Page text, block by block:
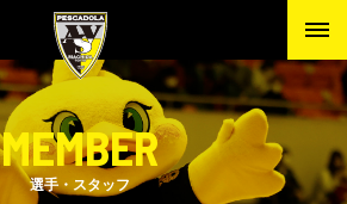
MEMBER
選手・スタッフ